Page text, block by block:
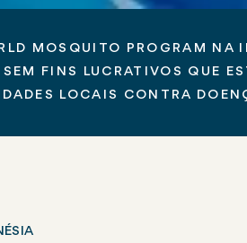
MOSQUITO PROGRAM NA
FINS LUCRATIVOS QUE
LOCAIS CONTRA